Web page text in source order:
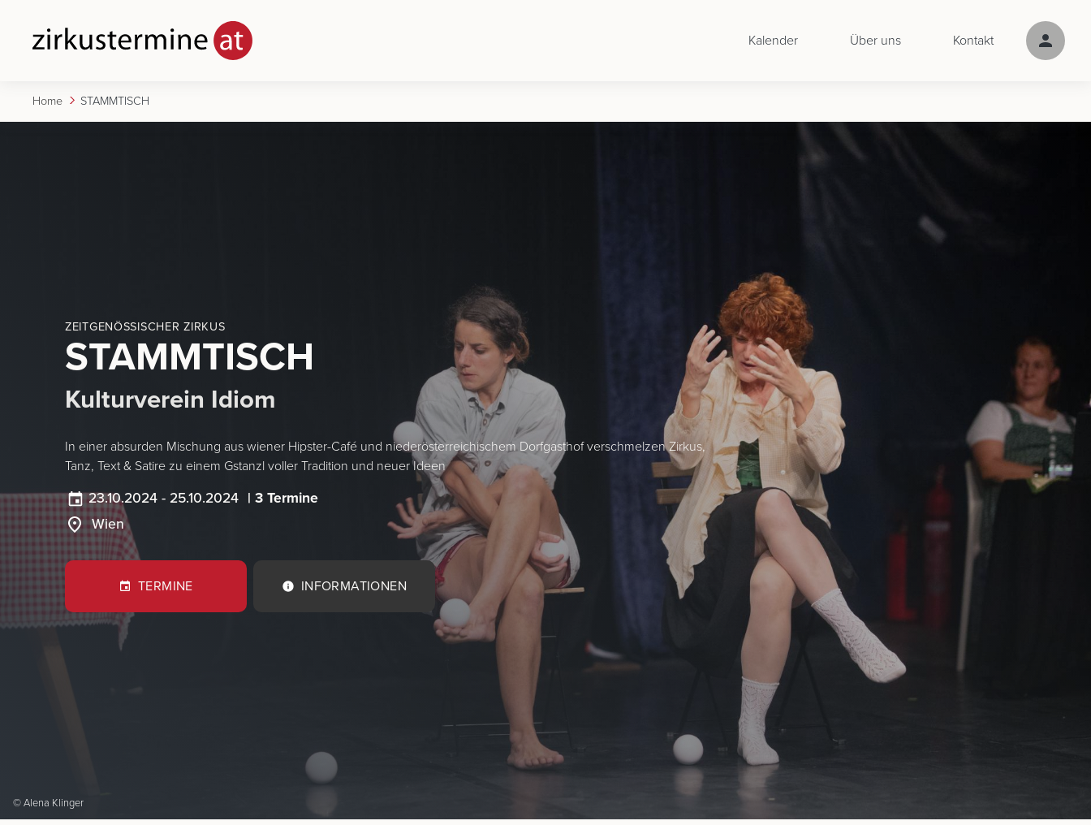
Kalender Über uns Kontakt
Home STAMMTISCH
© Alena Klinger
ZEITGENÖSSISCHER ZIRKUS
STAMMTISCH
Kulturverein Idiom
In einer absurden Mischung aus wiener Hipster-Café und niederösterreichischem Dorfgasthof verschmelzen Zirkus,
Tanz, Text & Satire zu einem Gstanzl voller Tradition und neuer Ideen
23.10.2024 - 25.10.2024 | 3 Termine
Wien
TERMINE INFORMATIONEN